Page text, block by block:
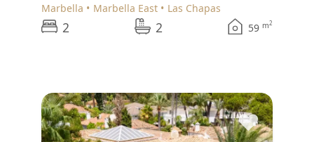
Marbella
Marbella East Las Chapas
2 2 59 m2
♥